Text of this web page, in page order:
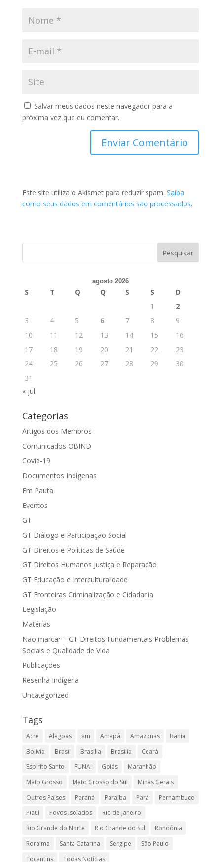
Salvar meus dados neste navegador para a
próxima vez que eu comentar.
Este site utiliza o Akismet para reduzir spam. Saiba
como seus dados em comentários são processados.
agosto 2026
S T Q Q S S
D
1
2
3
4 5 6 7 8
9
10
11 12 13 14 15
16
17
18 19 20 21 22
23
24
25 26 27 28 29
30
31
« jul
Categorias
Artigos dos Membros
Comunicados OBIND
Covid-19
Documentos Indígenas
Em Pauta
Eventos
GT
GT Diálogo e Participação Social
GT Direitos e Políticas de Saúde
GT Direitos Humanos Justiça e Reparação
GT Educação e Interculturalidade
GT Fronteiras Criminalização e Cidadania
Legislação
Matérias
Não marcar – GT Direitos Fundamentais Problemas
Sociais e Qualidade de Vida
Publicações
Resenha Indígena
Uncategorized
Tags
Acre Alagoas am Amapá Amazonas
Bahia
Bolívia
Brasil Brasilia Brasília
Ceará
Espírito Santo
FUNAI Goiás
Maranhão
Mato Grosso
Mato Grosso do Sul
Minas Gerais
Outros Países
Paraná Paraíba Pará
Pernambuco
Piauí
Povos Isolados
Rio de Janeiro
Rio Grande do Norte
Rio Grande do Sul
Rondônia
Roraima
Santa Catarina Sergipe
São Paulo
Tocantins
Todas Notícias